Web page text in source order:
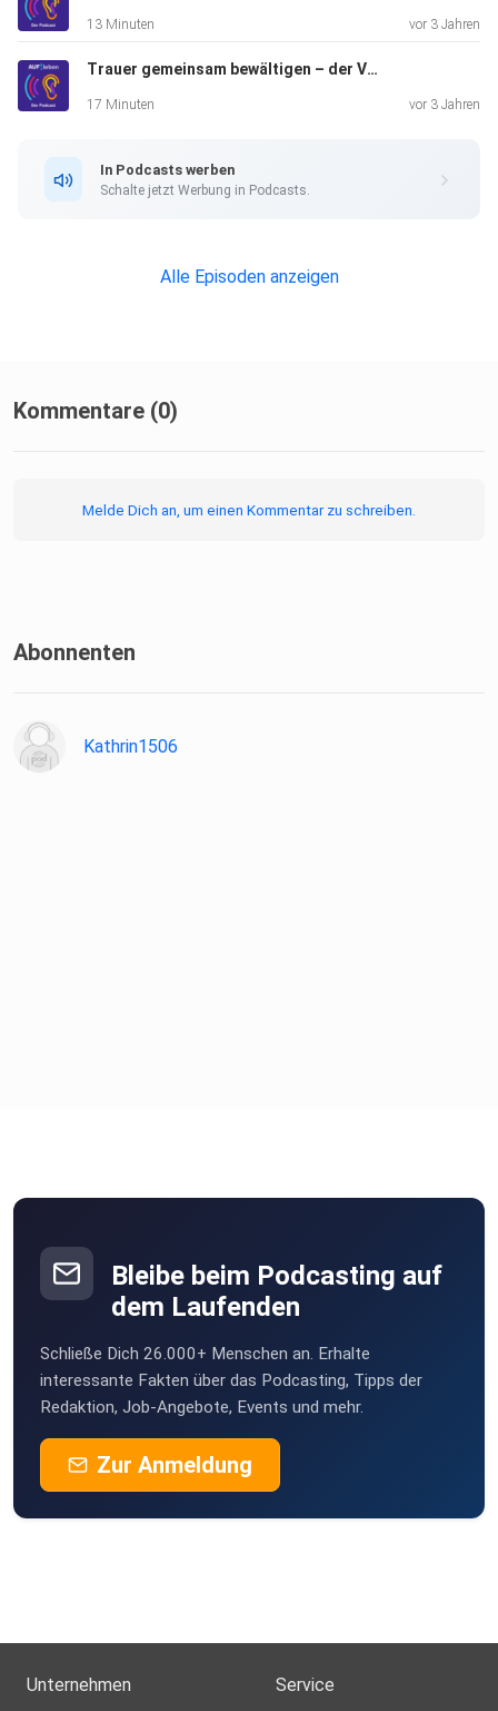
13 Minuten vor 3 Jahren
Trauer gemeinsam bewältigen – der Verein Wolfsträne in Leipzig
17 Minuten vor 3 Jahren
In Podcasts werben
Schalte jetzt Werbung in Podcasts.
Alle Episoden anzeigen
Kommentare (0)
Melde Dich an, um einen Kommentar zu schreiben.
Abonnenten
Kathrin1506
Bleibe beim Podcasting auf
dem Laufenden
Schließe Dich 26.000+ Menschen an. Erhalte
interessante Fakten über das Podcasting, Tipps der
Redaktion, Job-Angebote, Events und mehr.
Zur Anmeldung
Unternehmen Service